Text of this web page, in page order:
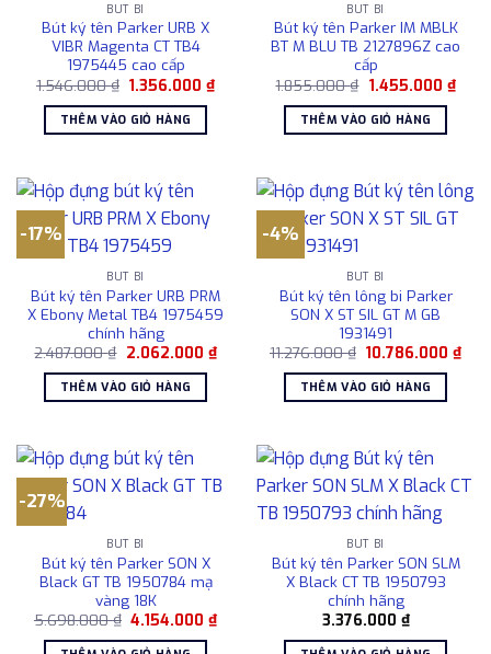
BÚT BI
Bút ký tên Parker URB X
VIBR Magenta CT TB4
1975445 cao cấp
1.546.000₫ Giá
là:
1.546.000 ₫.
1.356.000₫Giá
hiện
1.356.000 ₫.
THÊM VÀO GIỎ HÀNG
BÚT BI
Bút ký tên Parker IM MBLK
BT M BLU TB 2127896Z cao
cấp
1.855.000₫ Giá
là:
1.855.000 ₫.
1.455.000 ₫Giá
hiện
THÊM VÀO GIỎ HÀNG
-17%
BÚT BI
Bút ký tên Parker URB PRM
X Ebony Metal TB4 1975459
chính hãng
2.487.000₫ Giá
là:
2.487.000 ₫.
2.062.000 ₫Giá
hiện
2.062.000 ₫.
THÊM VÀO GIỎ HÀNG
-4%
BÚT BI
Bút ký tên lông bi Parker
SON X ST SIL GT M GB
1931491
11.276.000₫ Giá
là:
11.276.000 ₫.
10.786.000₫Giá
hiện
THÊM VÀO GIỎ HÀNG
-27%
BÚT BI
Bút ký tên Parker SON X
Black GT TB 1950784 mạ
vàng 18K
5.698.000₫ Giá
là:
4.154.000₫Giá
BÚT BI
Bút ký tên Parker SON SLM
X Black CT TB 1950793
chính hãng
3.376.000 ₫